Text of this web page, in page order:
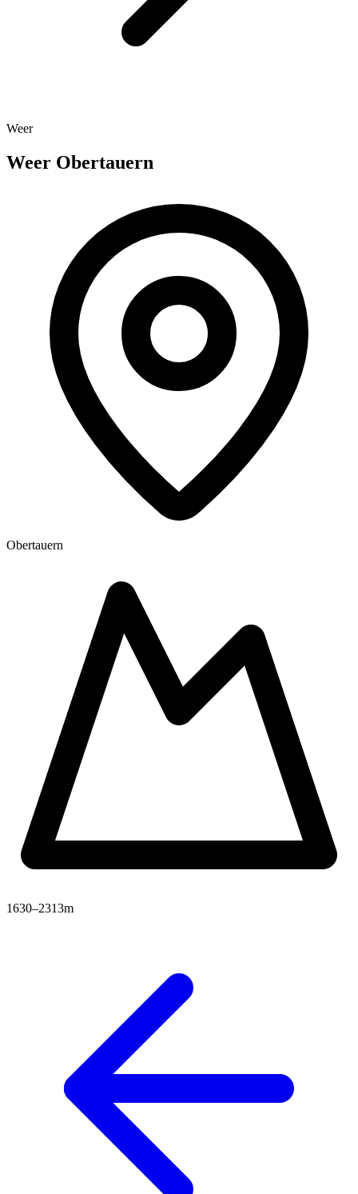
Weer
Weer Obertauern
Obertauern
1630–2313m